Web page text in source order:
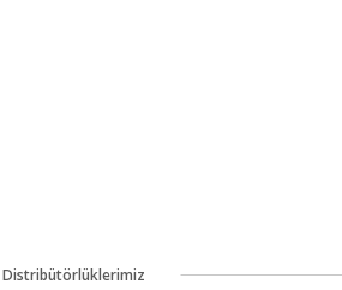
Distribütörlüklerimiz